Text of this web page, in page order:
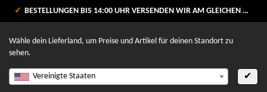
VERSANDKOSTENFREI AB 80 €
BESTELLUNGEN BIS 14:00 UHR VERSENDEN WIR AM GLEICHEN WERKTAG
Wähle dein Lieferland, um Preise und Artikel für deinen Standort zu
sehen.
Vereinigte Staaten ✔